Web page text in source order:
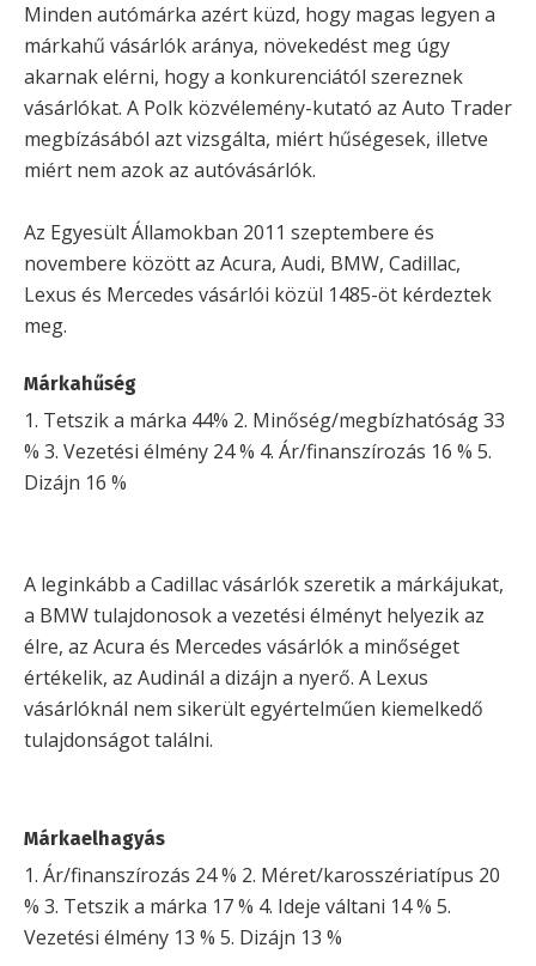
Minden autómárka azért küzd, hogy magas legyen a
márkahű vásárlók aránya, növekedést meg úgy
akarnak elérni, hogy a konkurenciától szereznek
vásárlókat. A Polk közvélemény-kutató az Auto Trader
megbízásából azt vizsgálta, miért hűségesek, illetve
miért nem azok az autóvásárlók.
Az Egyesült Államokban 2011 szeptembere és
novembere között az Acura, Audi, BMW, Cadillac,
Lexus és Mercedes vásárlói közül 1485-öt kérdeztek
meg.
Márkahűség
1. Tetszik a márka 44% 2. Minőség/megbízhatóság 33
% 3. Vezetési élmény 24 % 4. Ár/finanszírozás 16 % 5.
Dizájn 16 %
A leginkább a Cadillac vásárlók szeretik a márkájukat,
a BMW tulajdonosok a vezetési élményt helyezik az
élre, az Acura és Mercedes vásárlók a minőséget
értékelik, az Audinál a dizájn a nyerő. A Lexus
vásárlóknál nem sikerült egyértelműen kiemelkedő
tulajdonságot találni.
Márkaelhagyás
1. Ár/finanszírozás 24 % 2. Méret/karosszériatípus 20
% 3. Tetszik a márka 17 % 4. Ideje váltani 14 % 5.
Vezetési élmény 13 % 5. Dizájn 13 %